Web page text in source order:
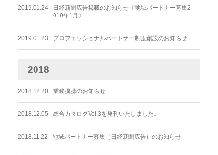
2019.01.24
日経新聞広告掲載のお知らせ〔地域パートナー募集2
019年1月〕
2019.01.23 プロフェッショナルパートナー制度創設のお知らせ
2018
2018.12.20 業務提携のお知らせ
2018.12.05 総合カタログVol.3を発刊いたしました。
2018.11.22 地域パートナー募集（日経新聞広告）のお知らせ